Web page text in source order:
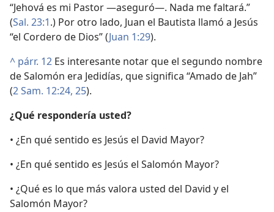
“Jehová es mi Pastor —aseguró—. Nada me faltará.”
(Sal. 23:1.) Por otro lado, Juan el Bautista llamó a Jesús
“el Cordero de Dios” (Juan 1:29).
^ párr. 12 Es interesante notar que el segundo nombre
de Salomón era Jedidías, que significa “Amado de Jah”
(2 Sam. 12:24, 25).
¿Qué respondería usted?
• ¿En qué sentido es Jesús el David Mayor?
• ¿En qué sentido es Jesús el Salomón Mayor?
• ¿Qué es lo que más valora usted del David y el
Salomón Mayor?